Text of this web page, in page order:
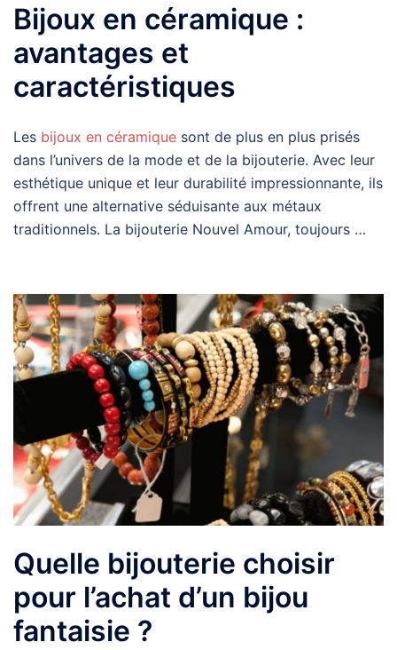
Bijoux en céramique :
avantages et
caractéristiques
Les bijoux en céramique sont de plus en plus prisés
dans l’univers de la mode et de la bijouterie. Avec leur
esthétique unique et leur durabilité impressionnante, ils
offrent une alternative séduisante aux métaux
traditionnels. La bijouterie Nouvel Amour, toujours …
Quelle bijouterie choisir
pour l’achat d’un bijou
fantaisie ?